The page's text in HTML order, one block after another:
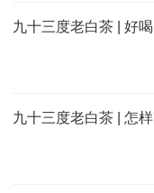
九十三度老白茶 | 好
九十三度老白茶 | 怎